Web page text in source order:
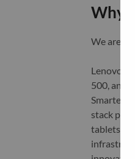
Why
We are
Lenovo is
500, and
Smarter
stack
tablets),